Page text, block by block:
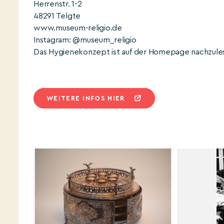
Herrenstr. 1-2
48291 Telgte
www.museum-religio.de
Instagram: @museum_religio
Das Hygienekonzept ist auf der Homepage
WEITERE INFOS HIER